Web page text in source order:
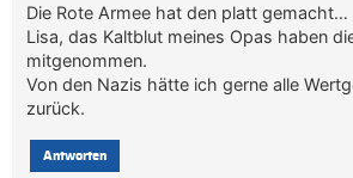
Die Rote Armee hat den platt gemacht…
Lisa, das Kaltblut meines Opas haben
mitgenommen.
Von den Nazis hätte ich gerne alle
zurück.
Antworten